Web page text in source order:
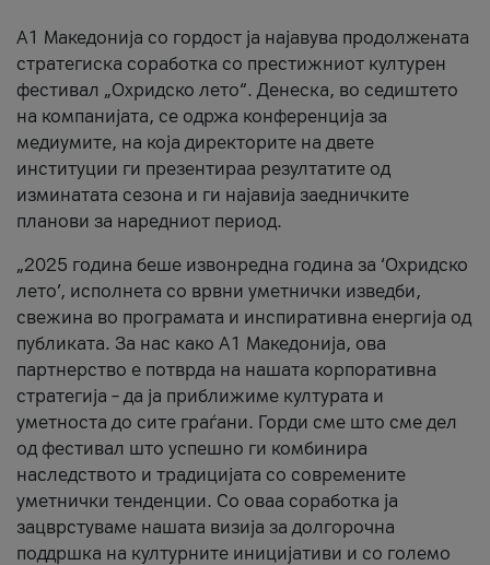
A1 Македонија со гордост ја најавува продолжената
стратегиска соработка со престижниот културен
фестивал „Охридско лето“. Денеска, во седиштето
на компанијата, се одржа конференција за
медиумите, на која директорите на двете
институции ги презентираа резултатите од
изминатата сезона и ги најавија заедничките
планови за наредниот период.
„2025 година беше извонредна година за ‘Охридско
лето’, исполнета со врвни уметнички изведби,
свежина во програмата и инспиративна енергија од
публиката. За нас како A1 Македонија, ова
партнерство е потврда на нашата корпоративна
стратегија – да ја приближиме културата и
уметноста до сите граѓани. Горди сме што сме дел
од фестивал што успешно ги комбинира
наследството и традицијата со современите
уметнички тенденции. Со оваа соработка ја
зацврстуваме нашата визија за долгорочна
поддршка на културните иницијативи и со големо